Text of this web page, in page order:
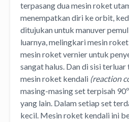
terpasang dua mesin roket
menempatkan diri ke orbit,
ditujukan untuk manuver
luarnya, melingkari mesin
mesin roket vernier untuk
sangat halus. Dan di sisi
mesin roket kendali (reaction
masing-masing set terpisah
yang lain. Dalam setiap set
kecil. Mesin roket kendali ini